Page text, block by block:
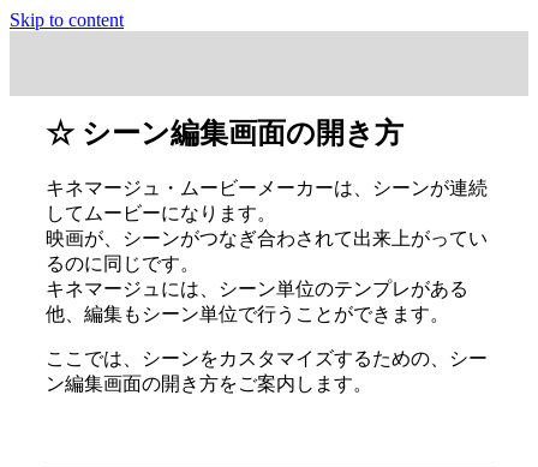
Skip to content
☆ シーン編集画面の開き方
キネマージュ・ムービーメーカーは、シーンが連続
してムービーになります。
映画が、シーンがつなぎ合わされて出来上がってい
るのに同じです。
キネマージュには、シーン単位のテンプレがある
他、編集もシーン単位で行うことができます。
ここでは、シーンをカスタマイズするための、シー
ン編集画面の開き方をご案内します。